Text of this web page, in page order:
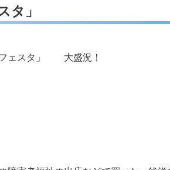
」
ェスタ」 大盛況！